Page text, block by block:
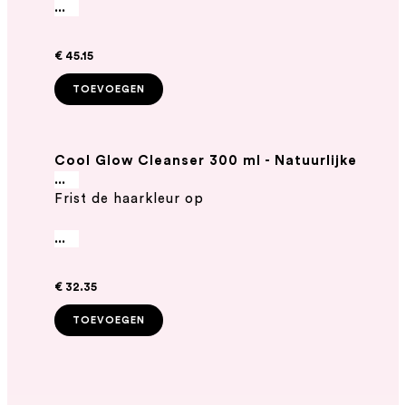
...
€ 45.15
TOEVOEGEN
Cool Glow Cleanser 300 ml - Natuurlijke
zilvershampoo
...
Frist de haarkleur op
...
€ 32.35
TOEVOEGEN